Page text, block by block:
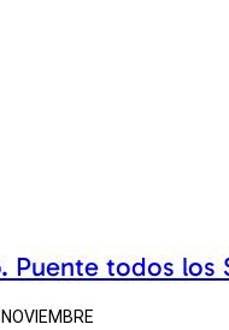
Puente todos los